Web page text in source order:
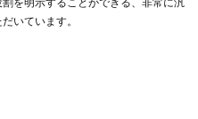
いています。